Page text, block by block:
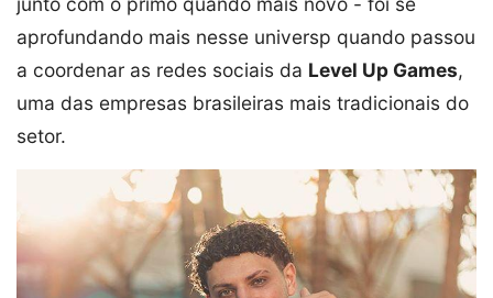
aprofundando mais nesse universp quando passou
a coordenar as redes sociais da Level Up Games,
uma das empresas brasileiras mais tradicionais do
setor.